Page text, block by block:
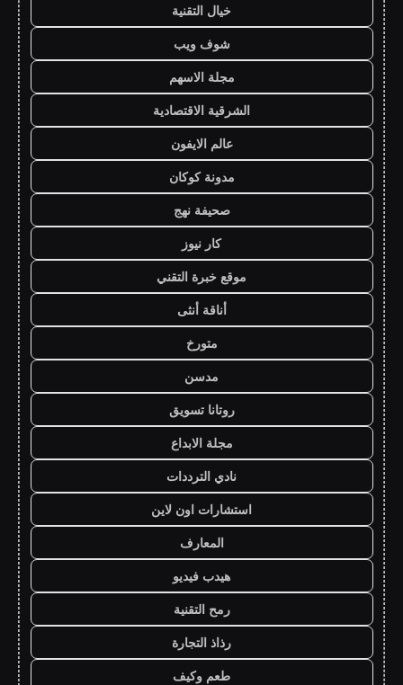
خيال التقنية
شوف ويب
مجلة الاسهم
الشرقية الاقتصادية
عالم الايفون
مدونة كوكان
صحيفة نهج
كار نيوز
موقع خبرة التقني
أناقة أنثى
متورخ
مدسن
روتانا تسويق
مجلة الابداع
نادي الترددات
استشارات اون لاين
المعارف
هيدب فيديو
رمح التقنية
رذاذ التجارة
طعم وكيف